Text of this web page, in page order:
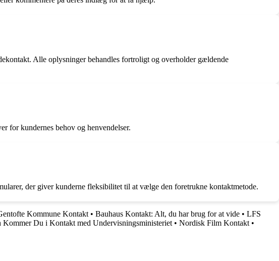
Alle oplysninger behandles fortroligt og overholder gældende
for kundernes behov og henvendelser.
der giver kunderne fleksibilitet til at vælge den foretrukne kontaktmetode.
Kommune Kontakt • Bauhaus Kontakt: Alt, du har brug for at vide • LFS
Du i Kontakt med Undervisningsministeriet • Nordisk Film Kontakt •